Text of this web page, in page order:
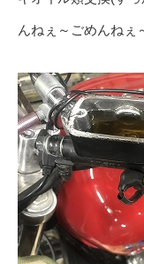
んねぇ～ごめんねぇ